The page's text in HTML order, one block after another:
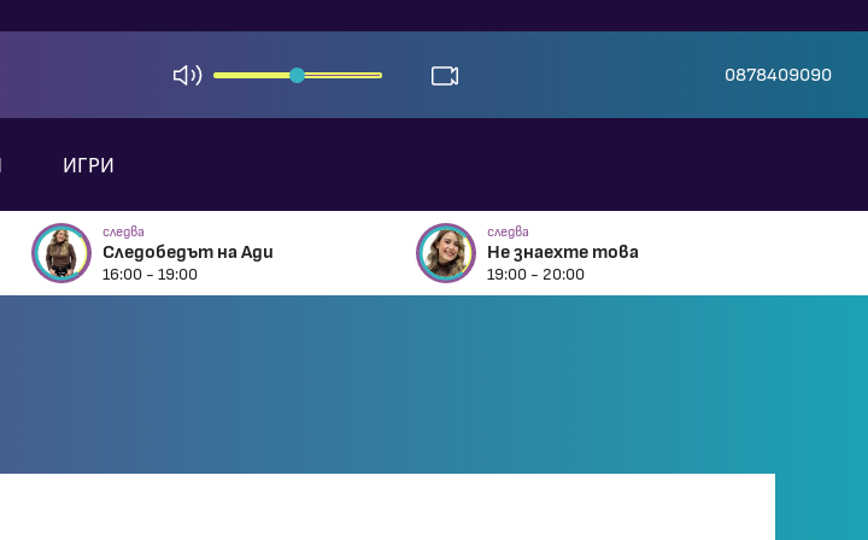
0878409090
ИГРИ
следва
Следобедът на Ади
16:00 - 19:00
следва
Не знаехте това
19:00 - 20:00